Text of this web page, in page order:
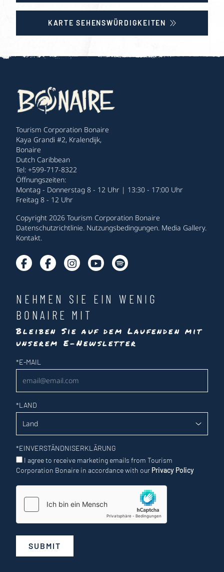
KARTE SEHENSWÜRDIGKEITEN
Tourism Corporation Bonaire
Kaya Grandi #2, Kralendijk,
Bonaire
Dutch Caribbean
Tel: +599-717-8322
Öffnungszeiten:
Montag - Donnerstag 8 - 12 Uhr | 13:30 - 17:00 Uhr
Freitag 8 - 12 Uhr
Copyright 2026 Tourism Corporation Bonaire
Datenschutzrichtlinie. Nutzungsbedingungen. Media Gallery.
Kontakt.
NEHMEN SIE EIN WENIG
BONAIRE MIT
Bleiben Sie auf dem Laufenden mit
unserem E-Newsletter
Newsletter
*E-MAIL
*LAND
*EINVERSTÄNDNISERKLÄRUNG
I agree to receive marketing emails from Tourism
Corporation Bonaire in accordance with our Privacy Policy
SUBMIT